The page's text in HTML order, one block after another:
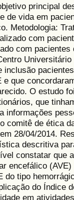
principal
de vida em
Metodologia:
com
com
inclusão
e que
O estudo
que
informações
comitê de ética
28/04/2014.
descritiva
constatar que
encefálico
do tipo
do Índice
em